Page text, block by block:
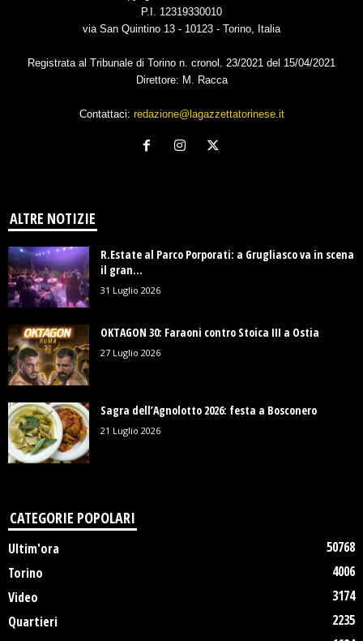
P.I. 12319330010
via San Quintino 13 - 10123 - Torino, Italia
Registrata al Tribunale di Torino n. cronol. 23/2021 del 15/04/2021
Direttore: M. Racca
Contattaci: redazione@lagazzettatorinese.it
ALTRE NOTIZIE
R.Estate al Parco Porporati: a Grugliasco va in scena
il gran...
31 Luglio 2026
OKTAGON 30: Faraoni contro Stoica III a Ostia
27 Luglio 2026
Sagra dell’Agnolotto 2026: festa a Bosconero
21 Luglio 2026
CATEGORIE POPOLARI
Ultim'ora
50768
Torino
4006
Video
3174
Quartieri
2235